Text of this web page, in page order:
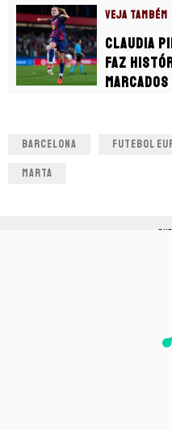
VEJA TAMBÉM
Claudia
faz
BARCELONA FUTEBOL
MARTA